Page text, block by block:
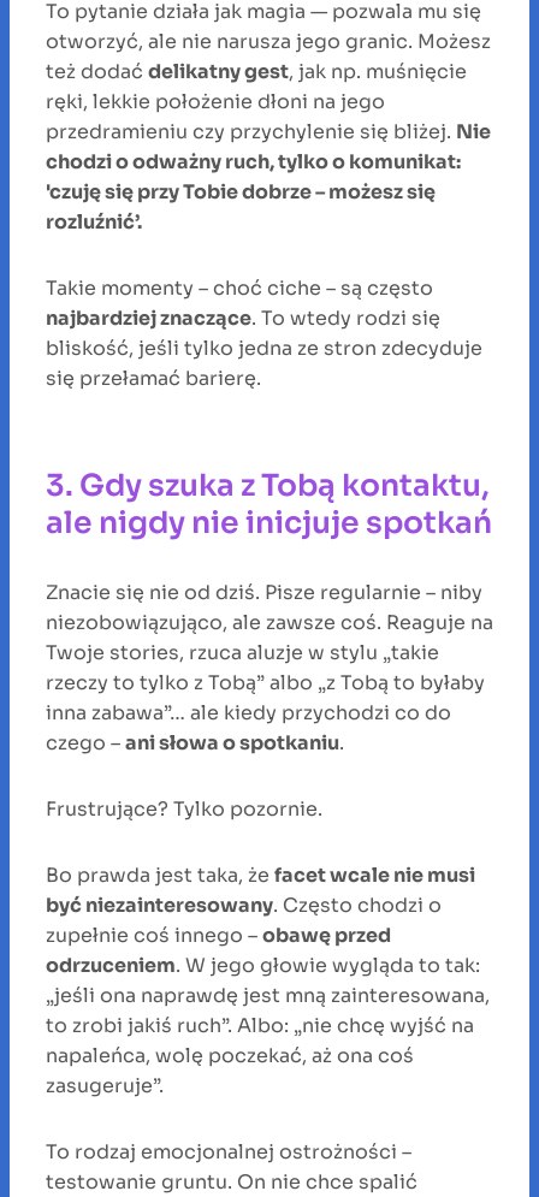
To pytanie działa jak magia — pozwala mu się
otworzyć, ale nie narusza jego granic. Możesz
też dodać delikatny gest, jak np. muśnięcie
ręki, lekkie położenie dłoni na jego
przedramieniu czy przychylenie się bliżej. Nie
chodzi o odważny ruch, tylko o komunikat:
'czuję się przy Tobie dobrze – możesz się
rozluźnić’.
Takie momenty – choć ciche – są często
najbardziej znaczące. To wtedy rodzi się
bliskość, jeśli tylko jedna ze stron zdecyduje
się przełamać barierę.
3. Gdy szuka z Tobą kontaktu,
ale nigdy nie inicjuje spotkań
Znacie się nie od dziś. Pisze regularnie – niby
niezobowiązująco, ale zawsze coś. Reaguje na
Twoje stories, rzuca aluzje w stylu „takie
rzeczy to tylko z Tobą” albo „z Tobą to byłaby
inna zabawa”… ale kiedy przychodzi co do
czego –ani słowa o spotkaniu.
Frustrujące? Tylko pozornie.
Bo prawda jest taka, że facet wcale nie musi
być niezainteresowany. Często chodzi o
zupełnie coś innego –obawę przed
odrzuceniem. W jego głowie wygląda to tak:
„jeśli ona naprawdę jest mną zainteresowana,
to zrobi jakiś ruch”. Albo: „nie chcę wyjść na
napaleńca, wolę poczekać, aż ona coś
zasugeruje”.
To rodzaj emocjonalnej ostrożności –
testowanie gruntu. On nie chce spalić